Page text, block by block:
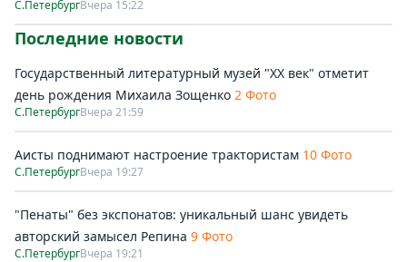
С.ПетербургВчера 15:22
Последние новости
Государственный литературный музей "ХХ век" отметит
день рождения Михаила Зощенко 2 Фото
С.ПетербургВчера 21:59
Аисты поднимают настроение трактористам 10 Фото
С.ПетербургВчера 19:27
"Пенаты" без экспонатов: уникальный шанс увидеть
авторский замысел Репина 9 Фото
С.ПетербургВчера 19:21